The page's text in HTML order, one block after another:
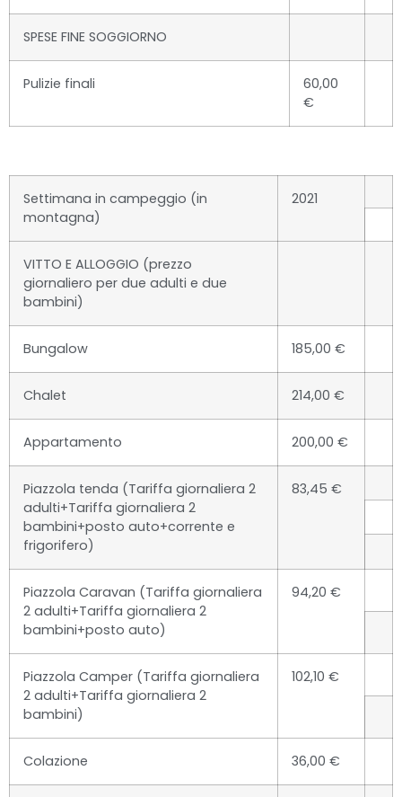
SPESE FINE SOGGIORNO
Pulizie finali
60,00
€
Settimana in campeggio (in
montagna)
2021
VITTO E ALLOGGIO (prezzo
giornaliero per due adulti e due
bambini)
Bungalow 185,00 €
Chalet 214,00 €
Appartamento 200,00 €
Piazzola tenda (Tariffa giornaliera 2
adulti+Tariffa giornaliera 2
bambini+posto auto+corrente e
frigorifero)
83,45 €
Piazzola Caravan (Tariffa giornaliera
2 adulti+Tariffa giornaliera 2
bambini+posto auto)
94,20 €
Piazzola Camper (Tariffa giornaliera
2 adulti+Tariffa giornaliera 2
bambini)
102,10 €
Colazione 36,00 €